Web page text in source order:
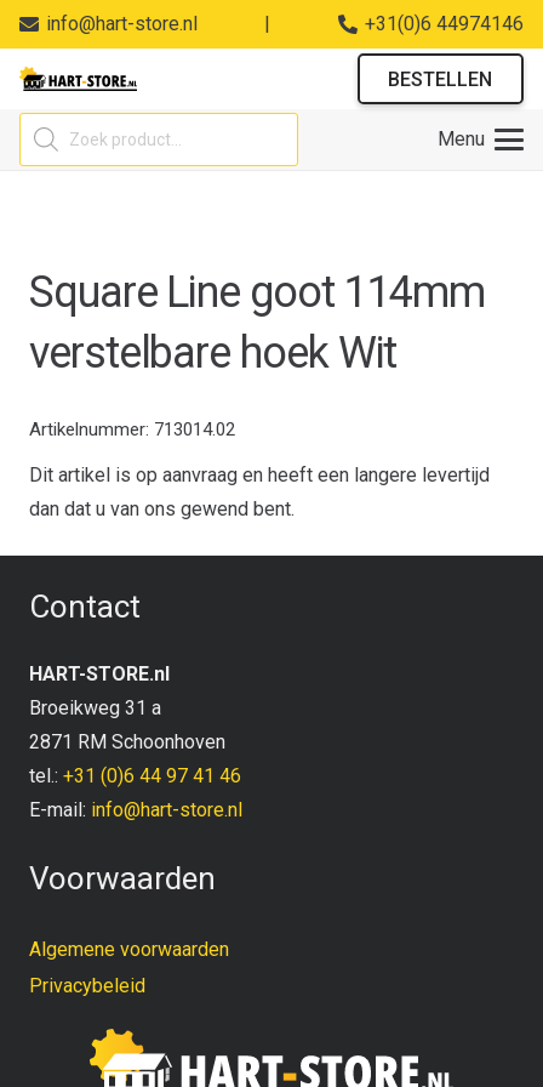
info@hart-store.nl | +31(0)6 44974146
BESTELLEN
Producten
zoeken
Menu
Square Line goot 114mm
verstelbare hoek Wit
Artikelnummer: 713014.02
Dit artikel is op aanvraag en heeft een langere levertijd
dan dat u van ons gewend bent.
Contact
HART-STORE.nl
Broeikweg 31 a
2871 RM Schoonhoven
tel.: +31 (0)6 44 97 41 46
E-mail: info@hart-store.nl
Voorwaarden
Algemene voorwaarden
Privacybeleid